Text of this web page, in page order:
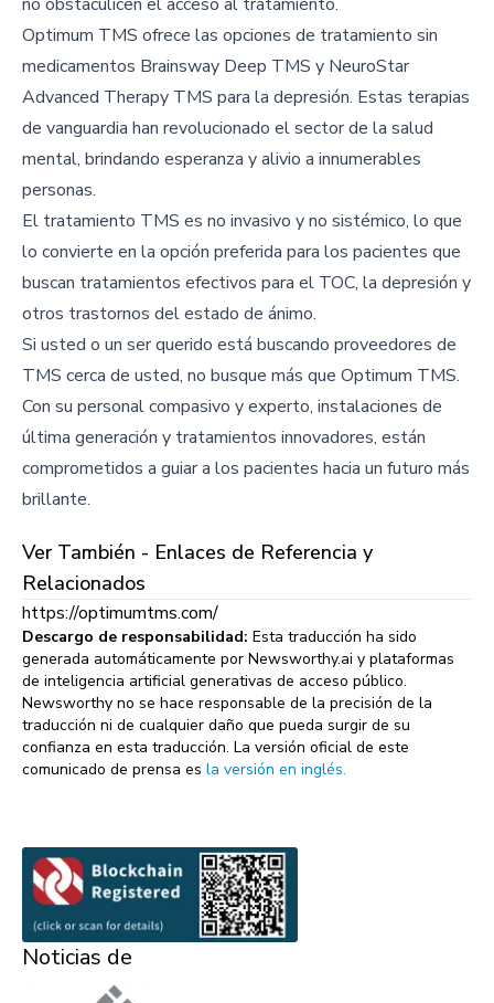
Optimum TMS ofrece las opciones de tratamiento sin
medicamentos Brainsway Deep TMS y NeuroStar
Advanced Therapy TMS para la depresión. Estas terapias
de vanguardia han revolucionado el sector de la salud
mental, brindando esperanza y alivio a innumerables
personas.
El tratamiento TMS es no invasivo y no sistémico, lo que
lo convierte en la opción preferida para los pacientes que
buscan tratamientos efectivos para el TOC, la depresión y
otros trastornos del estado de ánimo.
Si usted o un ser querido está buscando proveedores de
TMS cerca de usted, no busque más que Optimum TMS.
Con su personal compasivo y experto, instalaciones de
última generación y tratamientos innovadores, están
comprometidos a guiar a los pacientes hacia un futuro más
brillante.
Ver También - Enlaces de Referencia y
Relacionados
https://optimumtms.com/
Descargo de responsabilidad: Esta traducción ha sido
generada automáticamente por Newsworthy.ai y plataformas
de inteligencia artificial generativas de acceso público.
Newsworthy no se hace responsable de la precisión de la
traducción ni de cualquier daño que pueda surgir de su
confianza en esta traducción. La versión oficial de este
comunicado de prensa es la versión en inglés.
Noticias de